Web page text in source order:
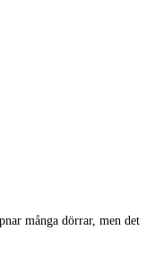
många dörrar, men det